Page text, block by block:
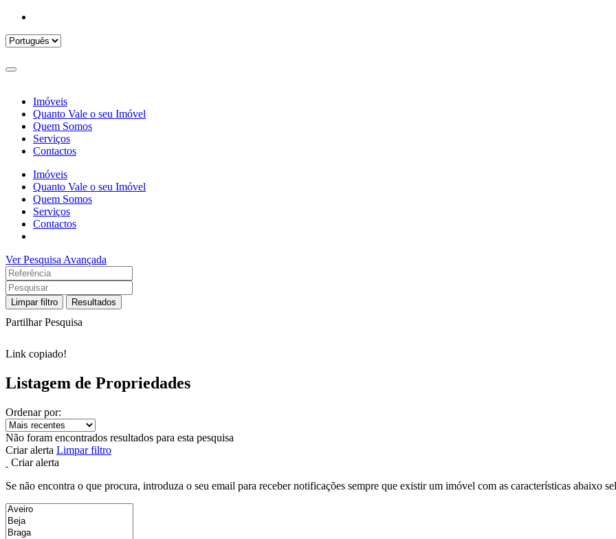
Imóveis
Quanto Vale o seu Imóvel
Quem Somos
Serviços
Contactos
Imóveis
Quanto Vale o seu Imóvel
Quem Somos
Serviços
Contactos
Ver Pesquisa Avançada
Limpar filtro Resultados
Partilhar Pesquisa
Link copiado!
Listagem de Propriedades
Ordenar por:
Não foram encontrados resultados para esta pesquisa
Criar alerta Limpar filtro
Criar alerta
Se não encontra o que procura, introduza o seu email para receber notificações sempre que existir um imóvel com as características abaixo